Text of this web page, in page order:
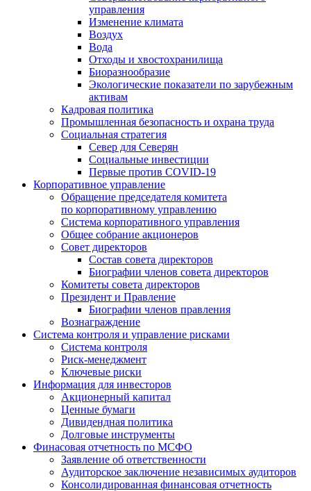
управления
Изменение климата
Воздух
Вода
Отходы и хвостохранилища
Биоразнообразие
Экологические показатели по зарубежным
активам
Кадровая политика
Промышленная безопасность и охрана труда
Социальная стратегия
Север для Северян
Социальные инвестиции
Первые против COVID‑19
Корпоративное управление
Обращение председателя комитета
по корпоративному управлению
Система корпоративного управления
Общее собрание акционеров
Совет директоров
Состав совета директоров
Биографии членов совета директоров
Комитеты совета директоров
Президент и Правление
Биографии членов правления
Вознаграждение
Система контроля и управление рисками
Система контроля
Риск-менеджмент
Ключевые риски
Информация для инвесторов
Акционерный капитал
Ценные бумаги
Дивидендная политика
Долговые инструменты
Финасовая отчетность по МСФО
Заявление об ответственности
Аудиторское заключение независимых аудиторов
Консолидированная финансовая отчетность